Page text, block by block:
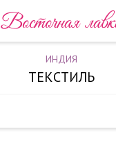
Восточная
ИНДИЯ
ТЕКСТИЛЬ